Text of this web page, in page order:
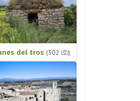
del tros (302 )